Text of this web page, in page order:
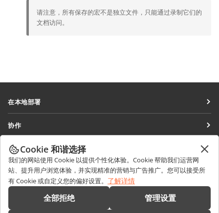
请注意，所有保存的宏不是独立文件，只能通过录制它们的
文档访问。
在本地部署
协作空间
工作区
连接器
桌面应用程序
移动应用程序
协作
针对翻译人员
针对博主
职位空缺
获取最新资讯
博客
获取帮助
论坛
销售相关问题
sales@onlyoffice.com
Cookie 和谐选择
我们的网站使用 Cookie 以提供个性化体验。Cookie 帮助我们运营网
站、提升用户浏览体验，并实现精准的营销与广告推广。您可以接受所
有 Cookie 或自定义您的偏好设置。 了解详情
全部拒绝 管理设置